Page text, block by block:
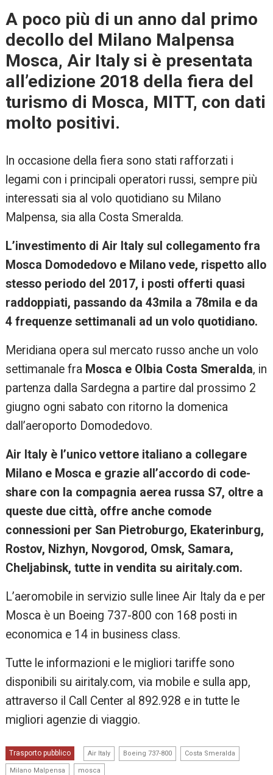
re
A poco più di un anno dal primo
decollo del Milano Malpensa
Mosca, Air Italy si è presentata
all’edizione 2018 della fiera del
turismo di Mosca, MITT, con dati
molto positivi.
In occasione della fiera sono stati rafforzati i
legami con i principali operatori russi, sempre più
interessati sia al volo quotidiano su Milano
Malpensa, sia alla Costa Smeralda.
L’investimento di Air Italy sul collegamento fra
Mosca Domodedovo e Milano vede, rispetto allo
stesso periodo del 2017, i posti offerti quasi
raddoppiati, passando da 43mila a 78mila e da
4 frequenze settimanali ad un volo quotidiano.
Meridiana opera sul mercato russo anche un volo
settimanale fra Mosca e Olbia Costa Smeralda, in
partenza dalla Sardegna a partire dal prossimo 2
giugno ogni sabato con ritorno la domenica
dall’aeroporto Domodedovo.
Air Italy è l’unico vettore italiano a collegare
Milano e Mosca e grazie all’accordo di code-
share con la compagnia aerea russa S7, oltre a
queste due città, offre anche comode
connessioni per San Pietroburgo, Ekaterinburg,
Rostov, Nizhyn, Novgorod, Omsk, Samara,
Cheljabinsk, tutte in vendita su airitaly.com.
L’aeromobile in servizio sulle linee Air Italy da e per
Mosca è un Boeing 737-800 con 168 posti in
economica e 14 in business class.
Tutte le informazioni e le migliori tariffe sono
disponibili su airitaly.com, via mobile e sulla app,
attraverso il Call Center al 892.928 e in tutte le
migliori agenzie di viaggio.
Trasporto pubblico Air Italy Boeing 737-800 Costa Smeralda
Milano Malpensa mosca